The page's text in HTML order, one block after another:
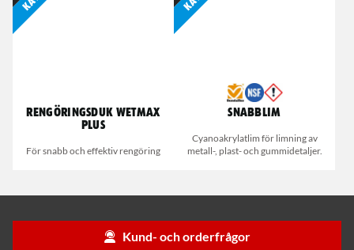
Rengöringsduk Wetmax
Plus
För snabb och effektiv rengöring
Snabblim
Cyanoakrylatlim för limning av
metall-, plast- och gummidetaljer.
Kund- och orderfrågor